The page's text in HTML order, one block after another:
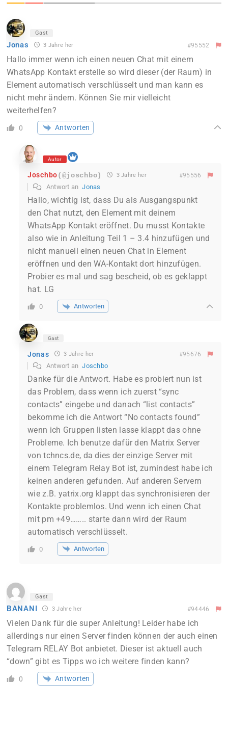
Gast
Jonas 3 Jahre her #95552
Hallo immer wenn ich einen neuen Chat mit einem
WhatsApp Kontakt erstelle so wird dieser (der Raum) in
Element automatisch verschlüsselt und man kann es
nicht mehr ändern. Können Sie mir vielleicht
weiterhelfen?
0 Antworten
Autor
Joschbo(@joschbo) 3 Jahre her #95556
Antwort anJonas
Hallo, wichtig ist, dass Du als Ausgangspunkt
den Chat nutzt, den Element mit deinem
WhatsApp Kontakt eröffnet. Du musst Kontakte
also wie in Anleitung Teil 1 – 3.4 hinzufügen und
nicht manuell einen neuen Chat in Element
eröffnen und den WA-Kontakt dort hinzufügen.
Probier es mal und sag bescheid, ob es geklappt
hat. LG
0 Antworten
Gast
Jonas 3 Jahre her #95676
Antwort anJoschbo
Danke für die Antwort. Habe es probiert nun ist
das Problem, dass wenn ich zuerst “sync
contacts” eingebe und danach “list contacts”
bekomme ich die Antwort “No contacts found”
wenn ich Gruppen listen lasse klappt das ohne
Probleme. Ich benutze dafür den Matrix Server
von tchncs.de, da dies der einzige Server mit
einem Telegram Relay Bot ist, zumindest habe ich
keinen anderen gefunden. Auf anderen Servern
wie z.B. yatrix.org klappt das synchronisieren der
Kontakte problemlos. Und wenn ich einen Chat
mit pm +49…….. starte dann wird der Raum
automatisch verschlüsselt.
0 Antworten
Gast
BANANI 3 Jahre her #94446
Vielen Dank für die super Anleitung! Leider habe ich
allerdings nur einen Server finden können der auch einen
Telegram RELAY Bot anbietet. Dieser ist aktuell auch
“down” gibt es Tipps wo ich weitere finden kann?
0 Antworten